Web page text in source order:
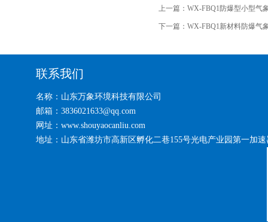
上一篇： WX-FBQ1防爆型小型气
下一篇： WX-FBQ1新材料防爆气
联系我们
名称：山东万象环境科技有限公司
邮箱：3836021633@qq.com
网址：www.shouyaocanliu.com
地址：山东省潍坊市高新区孵化二巷155号光电产业园第一加